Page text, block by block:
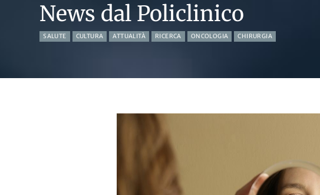
News dal Policlinico
SALUTE CULTURA ATTUALITÀ RICERCA ONCOLOGIA CHIRURGIA